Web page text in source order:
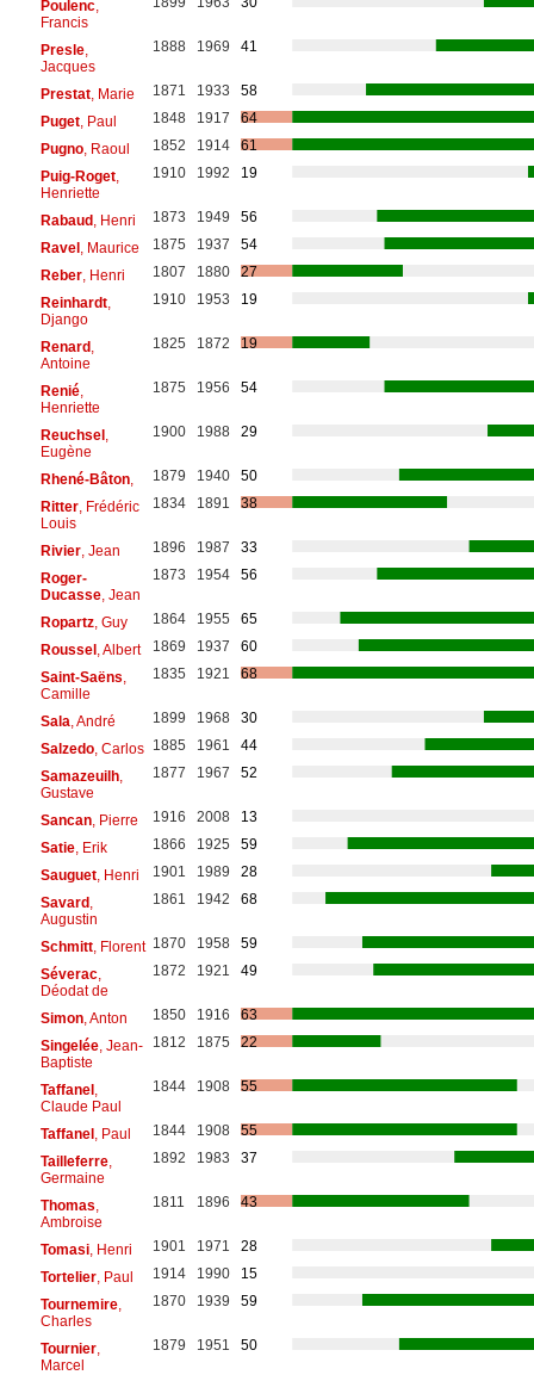
Poulenc,
Francis
Presle,
Jacques
1888 1969 41
Prestat, Marie 1871 1933
58
Puget, Paul 1848 1917
64
Pugno, Raoul 1852 1914
61
Puig-Roget,
Henriette
1910 1992 19
Rabaud, Henri 1873 1949
56
Ravel, Maurice 1875 1937
54
Reber, Henri 1807 1880
27
Reinhardt,
Django
1910 1953 19
Renard,
Antoine
1825 1872 19
Renié,
Henriette
1875 1956 54
Reuchsel,
Eugène
1900 1988 29
Rhené-Bâton, 1879 1940
50
Ritter, Frédéric
Louis
1834 1891 38
Rivier, Jean 1896 1987
33
Roger-
Ducasse, Jean
1873 1954 56
Ropartz, Guy 1864 1955
65
Roussel, Albert 1869 1937
60
Saint-Saëns
Camille
1835 1921 68
Sala , André 1899 1968
30
Salzedo, Carlos 1885 1961
44
Samazeuilh,
Gustave
1877 1967 52
Sancan, Pierre 1916 2008
13
Satie, Erik 1866 1925
59
Sauguet, Henri 1901 1989
28
Savard,
Augustin
1861 1942 68
Schmitt, Florent 1870 1958
59
Séverac,
Déodat de
1872 1921 49
Simon, Anton 1850 1916
63
Singelée, Jean-
Baptiste
1812 1875 22
Taffanel,
Claude Paul
1844 1908 55
Taffanel, Paul 1844 1908
55
Tailleferre,
Germaine
1892 1983 37
Thomas
Ambroise
1811 1896 43
Tomasi, Henri 1901 1971
28
Tortelier, Paul 1914 1990
15
Tournemire,
Charles
1870 1939 59
Tournier,
Marcel
1879 1951 50